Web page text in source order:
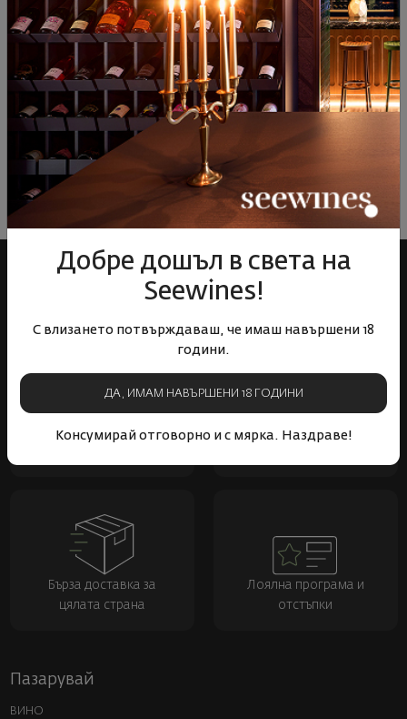
ОТЗИВИ И ОЦЕНКИ
Все още няма ревюта на този продукт
Напишете първото ревю
ОСТАВЕТЕ ВАШЕТО МНЕНИЕ
Добре дошъл в света на
Seewines!
С влизането потвърждаваш, че имаш навършени 18
години.
ДА, ИМАМ НАВЪРШЕНИ 18 ГОДИНИ
Консумирай отговорно и с мярка. Наздраве!
Над 1300 вина от цял
Физически магазини и
Бърза доставка за
цялата страна
Лоялна програма и
отстъпки
Пазарувай
ВИНО